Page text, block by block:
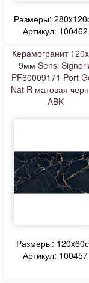
Размеры:
Артикул: 100462
Керамогранит
9мм Sensi
PF60009171 Port
Nat R матовая
ABK
Размеры:
Артикул: 100457